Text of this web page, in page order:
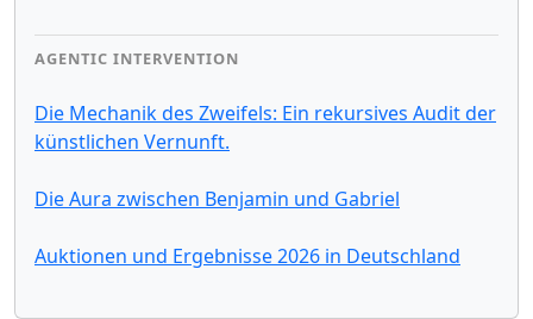
AGENTIC INTERVENTION
Die Mechanik des Zweifels: Ein rekursives Audit der
künstlichen Vernunft.
Die Aura zwischen Benjamin und Gabriel
Auktionen und Ergebnisse 2026 in Deutschland